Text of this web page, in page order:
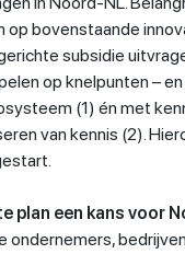
op bovenstaande
subsidie
op knelpunten –
(1) én met
van kennis (2).
plan een kans voor
ondernemers,